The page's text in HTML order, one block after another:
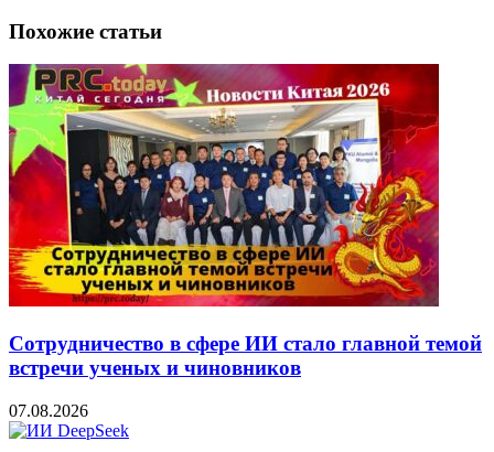
Похожие статьи
Сотрудничество в сфере ИИ стало главной темой
встречи ученых и чиновников
07.08.2026